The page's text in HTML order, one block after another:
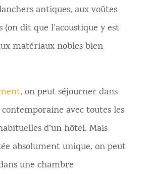
antiques, aux voûtes
dit que l’acoustique y est
matériaux nobles bien
, on peut séjourner dans
avec toutes les
d’un hôtel. Mais
absolument unique, on peut
une chambre